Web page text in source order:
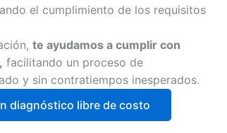
el cumplimiento de los requisitos
te ayudamos a cumplir con
facilitando un proceso de
y sin contratiempos inesperados.
diagnóstico libre de costo